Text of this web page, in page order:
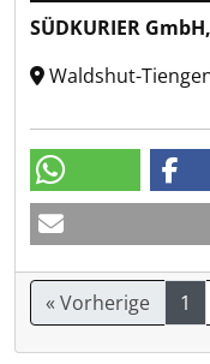
SÜDKURIER
Waldshut-
« Vorherige 1